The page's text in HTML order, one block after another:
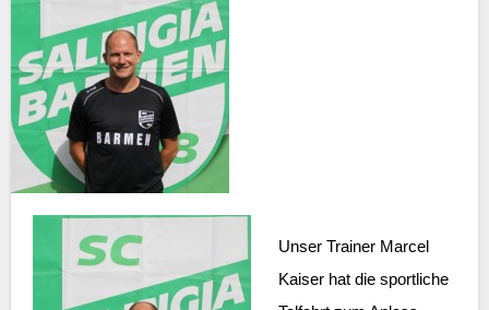
Unser Trainer Marcel
Kaiser hat die sportliche